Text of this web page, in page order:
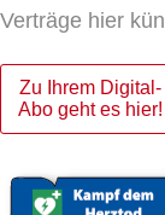
Verträge hier
Zu Ihrem Digital-
Abo geht es hier!